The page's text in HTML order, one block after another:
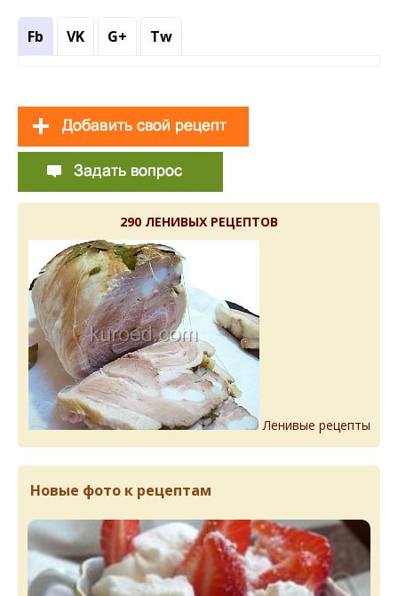
Fb VK G+ Tw
290 ЛЕНИВЫХ РЕЦЕПТОВ
Ленивые рецепты
Новые фото к рецептам